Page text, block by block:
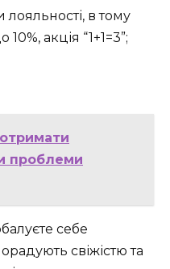
лояльності, в тому
акція “1+1=3”;
проблеми
себе
свіжістю та